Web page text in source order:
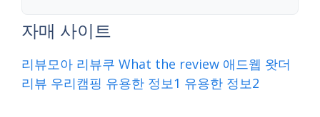
자매 사이트
리뷰모아 리뷰쿠 What the review 애드웹 왓더
리뷰 우리캠핑 유용한 정보1 유용한 정보2